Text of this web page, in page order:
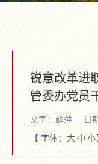
锐意改革进
管委办党员
文字：薛萍 日
【 字体： 大 中 小